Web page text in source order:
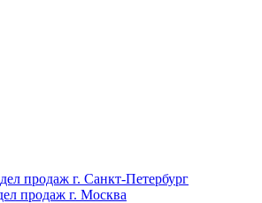
продаж г. Санкт-Петербург
продаж г. Москва